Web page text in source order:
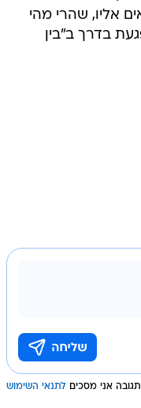
אליו, שהרי מהי
בדרך ב"בין
אני מסכים לתנאי השימוש